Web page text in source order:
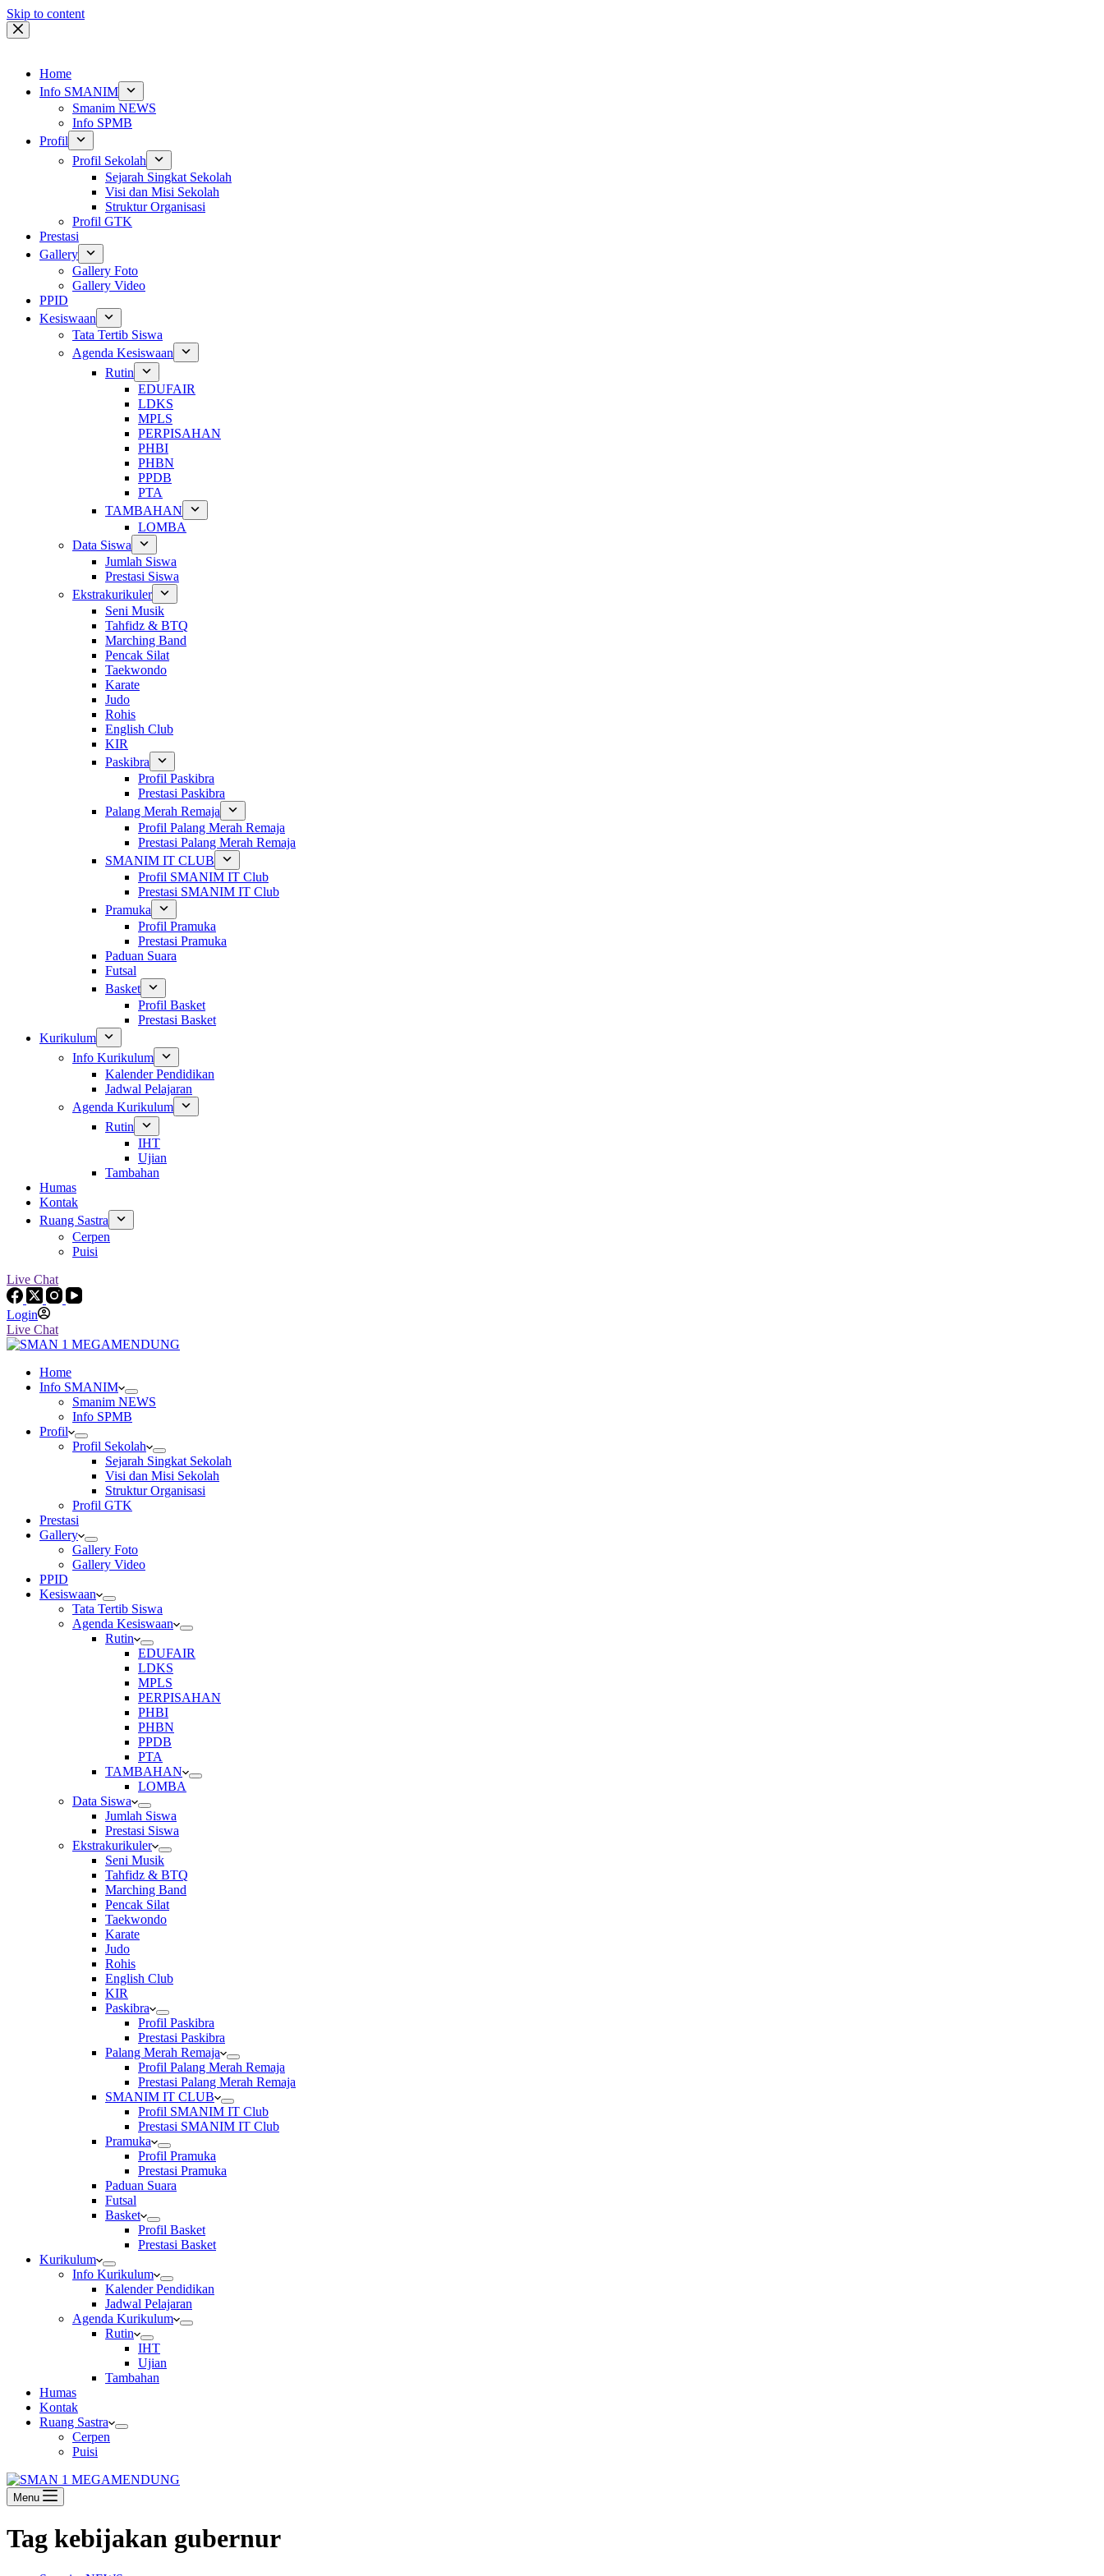
Skip to content
Home
Info SMANIM
Smanim NEWS
Info SPMB
Profil
Profil Sekolah
Sejarah Singkat Sekolah
Visi dan Misi Sekolah
Struktur Organisasi
Profil GTK
Prestasi
Gallery
Gallery Foto
Gallery Video
PPID
Kesiswaan
Tata Tertib Siswa
Agenda Kesiswaan
Rutin
EDUFAIR
LDKS
MPLS
PERPISAHAN
PHBI
PHBN
PPDB
PTA
TAMBAHAN
LOMBA
Data Siswa
Jumlah Siswa
Prestasi Siswa
Ekstrakurikuler
Seni Musik
Tahfidz & BTQ
Marching Band
Pencak Silat
Taekwondo
Karate
Judo
Rohis
English Club
KIR
Paskibra
Profil Paskibra
Prestasi Paskibra
Palang Merah Remaja
Profil Palang Merah Remaja
Prestasi Palang Merah Remaja
SMANIM IT CLUB
Profil SMANIM IT Club
Prestasi SMANIM IT Club
Pramuka
Profil Pramuka
Prestasi Pramuka
Paduan Suara
Futsal
Basket
Profil Basket
Prestasi Basket
Kurikulum
Info Kurikulum
Kalender Pendidikan
Jadwal Pelajaran
Agenda Kurikulum
Rutin
IHT
Ujian
Tambahan
Humas
Kontak
Ruang Sastra
Cerpen
Puisi
Live Chat
Login
Live Chat
Home
Info SMANIM
Smanim NEWS
Info SPMB
Profil
Profil Sekolah
Sejarah Singkat Sekolah
Visi dan Misi Sekolah
Struktur Organisasi
Profil GTK
Prestasi
Gallery
Gallery Foto
Gallery Video
PPID
Kesiswaan
Tata Tertib Siswa
Agenda Kesiswaan
Rutin
EDUFAIR
LDKS
MPLS
PERPISAHAN
PHBI
PHBN
PPDB
PTA
TAMBAHAN
LOMBA
Data Siswa
Jumlah Siswa
Prestasi Siswa
Ekstrakurikuler
Seni Musik
Tahfidz & BTQ
Marching Band
Pencak Silat
Taekwondo
Karate
Judo
Rohis
English Club
KIR
Paskibra
Profil Paskibra
Prestasi Paskibra
Palang Merah Remaja
Profil Palang Merah Remaja
Prestasi Palang Merah Remaja
SMANIM IT CLUB
Profil SMANIM IT Club
Prestasi SMANIM IT Club
Pramuka
Profil Pramuka
Prestasi Pramuka
Paduan Suara
Futsal
Basket
Profil Basket
Prestasi Basket
Kurikulum
Info Kurikulum
Kalender Pendidikan
Jadwal Pelajaran
Agenda Kurikulum
Rutin
IHT
Ujian
Tambahan
Humas
Kontak
Ruang Sastra
Cerpen
Puisi
Menu
Tag kebijakan gubernur